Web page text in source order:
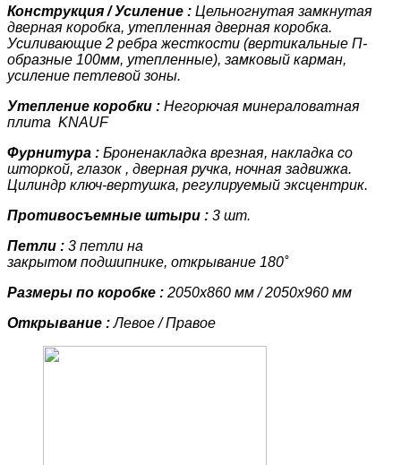
Конструкция / Усиление : Цельногнутая замкнутая
дверная коробка, утепленная дверная коробка.
Усиливающие 2 ребра жесткости (вертикальные П-
образные 100мм, утепленные), замковый карман,
усиление петлевой зоны.
Утепление коробки : Негорючая минераловатная
плита KNAUF
Фурнитура : Броненакладка врезная, накладка со
шторкой, глазок , дверная ручка, ночная задвижка.
Цилиндр ключ-вертушка, регулируемый эксцентрик.
Противосъемные штыри : 3 шт.
Петли : 3 петли на
закрытом подшипнике, открывание 180˚
Размеры по коробке : 2050х860 мм / 2050х960 мм
Открывание :Левое / Правое